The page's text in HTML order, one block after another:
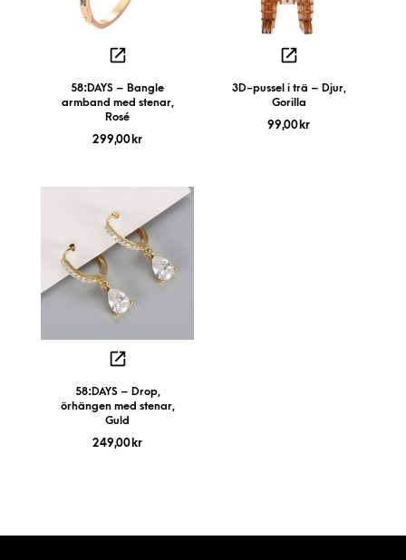
58:DAYS – Bangle
armband med stenar,
Rosé
299,00 kr
3D-pussel i trä – Djur,
Gorilla
99,00 kr
58:DAYS – Drop,
örhängen med stenar,
Guld
249,00 kr